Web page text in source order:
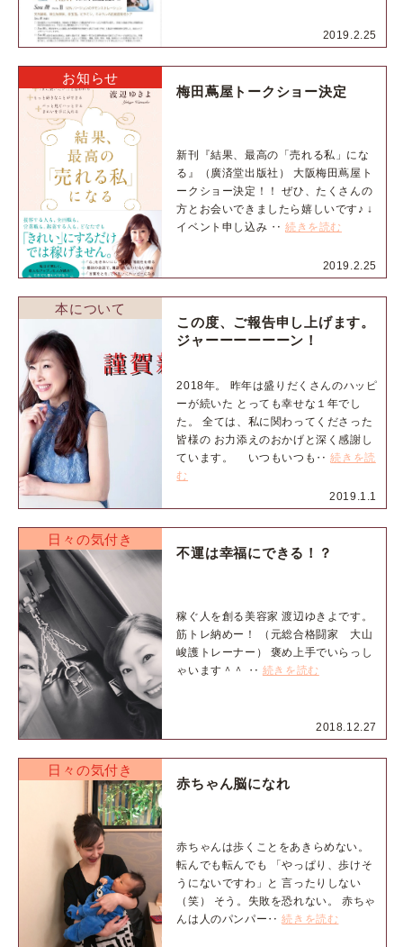
2019.2.25
お知らせ
2019.2.25
梅田蔦屋トークショー決定
新刊『結果、最高の「売れる私」にな
る』（廣済堂出版社） 大阪梅田蔦屋ト
ークショー決定！！ ぜひ、たくさんの
方とお会いできましたら嬉しいです♪ ↓
イベント申し込み ‥続きを読む
本について
2019.1.1
この度、ご報告申し上げます。
ジャーーーーーーン！
2018年。 昨年は盛りだくさんのハッピ
ーが続いた とっても幸せな１年でし
た。 全ては、私に関わってくださった
皆様の お力添えのおかげと深く感謝し
ています。 いつもいつも‥続きを読
む
日々の気付き
2018.12.27
不運は幸福にできる！？
稼ぐ人を創る美容家 渡辺ゆきよです。
筋トレ納めー！ （元総合格闘家 大山
峻護トレーナー） 褒め上手でいらっし
ゃいます＾＾ ‥ 続きを読む
日々の気付き
赤ちゃん脳になれ
赤ちゃんは歩くことをあきらめない。
転んでも転んでも 「やっぱり、歩けそ
うにないですわ」と 言ったりしない
（笑） そう。失敗を恐れない。 赤ちゃ
んは人のパンパー‥続きを読む